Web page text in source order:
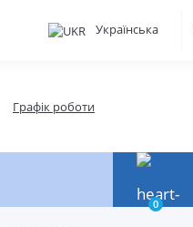
Українська
Графік роботи
0